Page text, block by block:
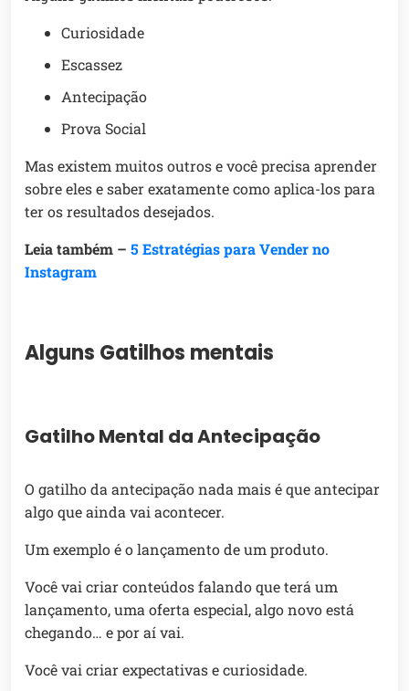
Curiosidade
Escassez
Antecipação
Prova Social
Mas existem muitos outros e você precisa aprender
sobre eles e saber exatamente como aplica-los para
ter os resultados desejados.
Leia também – 5 Estratégias para Vender no
Instagram
Alguns Gatilhos mentais
Gatilho Mental da Antecipação
O gatilho da antecipação nada mais é que antecipar
algo que ainda vai acontecer.
Um exemplo é o lançamento de um produto.
Você vai criar conteúdos falando que terá um
lançamento, uma oferta especial, algo novo está
chegando… e por aí vai.
Você vai criar expectativas e curiosidade.